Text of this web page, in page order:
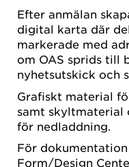
Efter anmälan
digital karta där
markerade med
om OAS sprids till
nyhetsutskick och
Grafiskt material
samt skyltmaterial
för nedladdning.
För
Form/Design